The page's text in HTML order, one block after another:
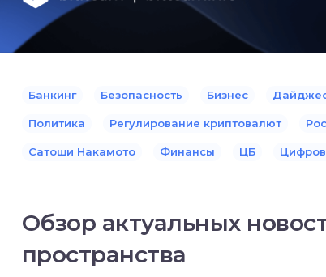
Банкинг Безопасность Бизнес
Политика Регулирование криптовалют
Сатоши Накамото Финансы ЦБ
Обзор актуальных
пространства